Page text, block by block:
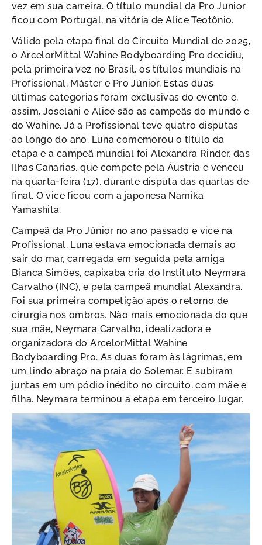
vez em sua carreira. O título mundial da Pro Junior
ficou com Portugal, na vitória de Alice Teotônio.
Válido pela etapa final do Circuito Mundial de 2025,
o ArcelorMittal Wahine Bodyboarding Pro decidiu,
pela primeira vez no Brasil, os títulos mundiais na
Profissional, Máster e Pro Júnior. Estas duas
últimas categorias foram exclusivas do evento e,
assim, Joselani e Alice são as campeãs do mundo e
do Wahine. Já a Profissional teve quatro disputas
ao longo do ano. Luna comemorou o título da
etapa e a campeã mundial foi Alexandra Rinder, das
Ilhas Canarias, que compete pela Áustria e venceu
na quarta-feira (17), durante disputa das quartas de
final. O vice ficou com a japonesa Namika
Yamashita.
Campeã da Pro Júnior no ano passado e vice na
Profissional, Luna estava emocionada demais ao
sair do mar, carregada em seguida pela amiga
Bianca Simões, capixaba cria do Instituto Neymara
Carvalho (INC), e pela campeã mundial Alexandra.
Foi sua primeira competição após o retorno de
cirurgia nos ombros. Não mais emocionada do que
sua mãe, Neymara Carvalho, idealizadora e
organizadora do ArcelorMittal Wahine
Bodyboarding Pro. As duas foram às lágrimas, em
um lindo abraço na praia do Solemar. E subiram
juntas em um pódio inédito no circuito, com mãe e
filha. Neymara terminou a etapa em terceiro lugar.